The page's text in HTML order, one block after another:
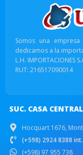
Somos una
dedicamos a la
L.H. IMPORTACIONES
RUT: 216517090014
SUC. CASA CENTRAL
Hocquart 1676,
(+598) 2924 8388
(+598) 97 955 738